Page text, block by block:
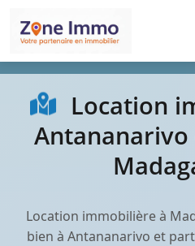
Location
Location immobilière à
bien à Antananarivo et